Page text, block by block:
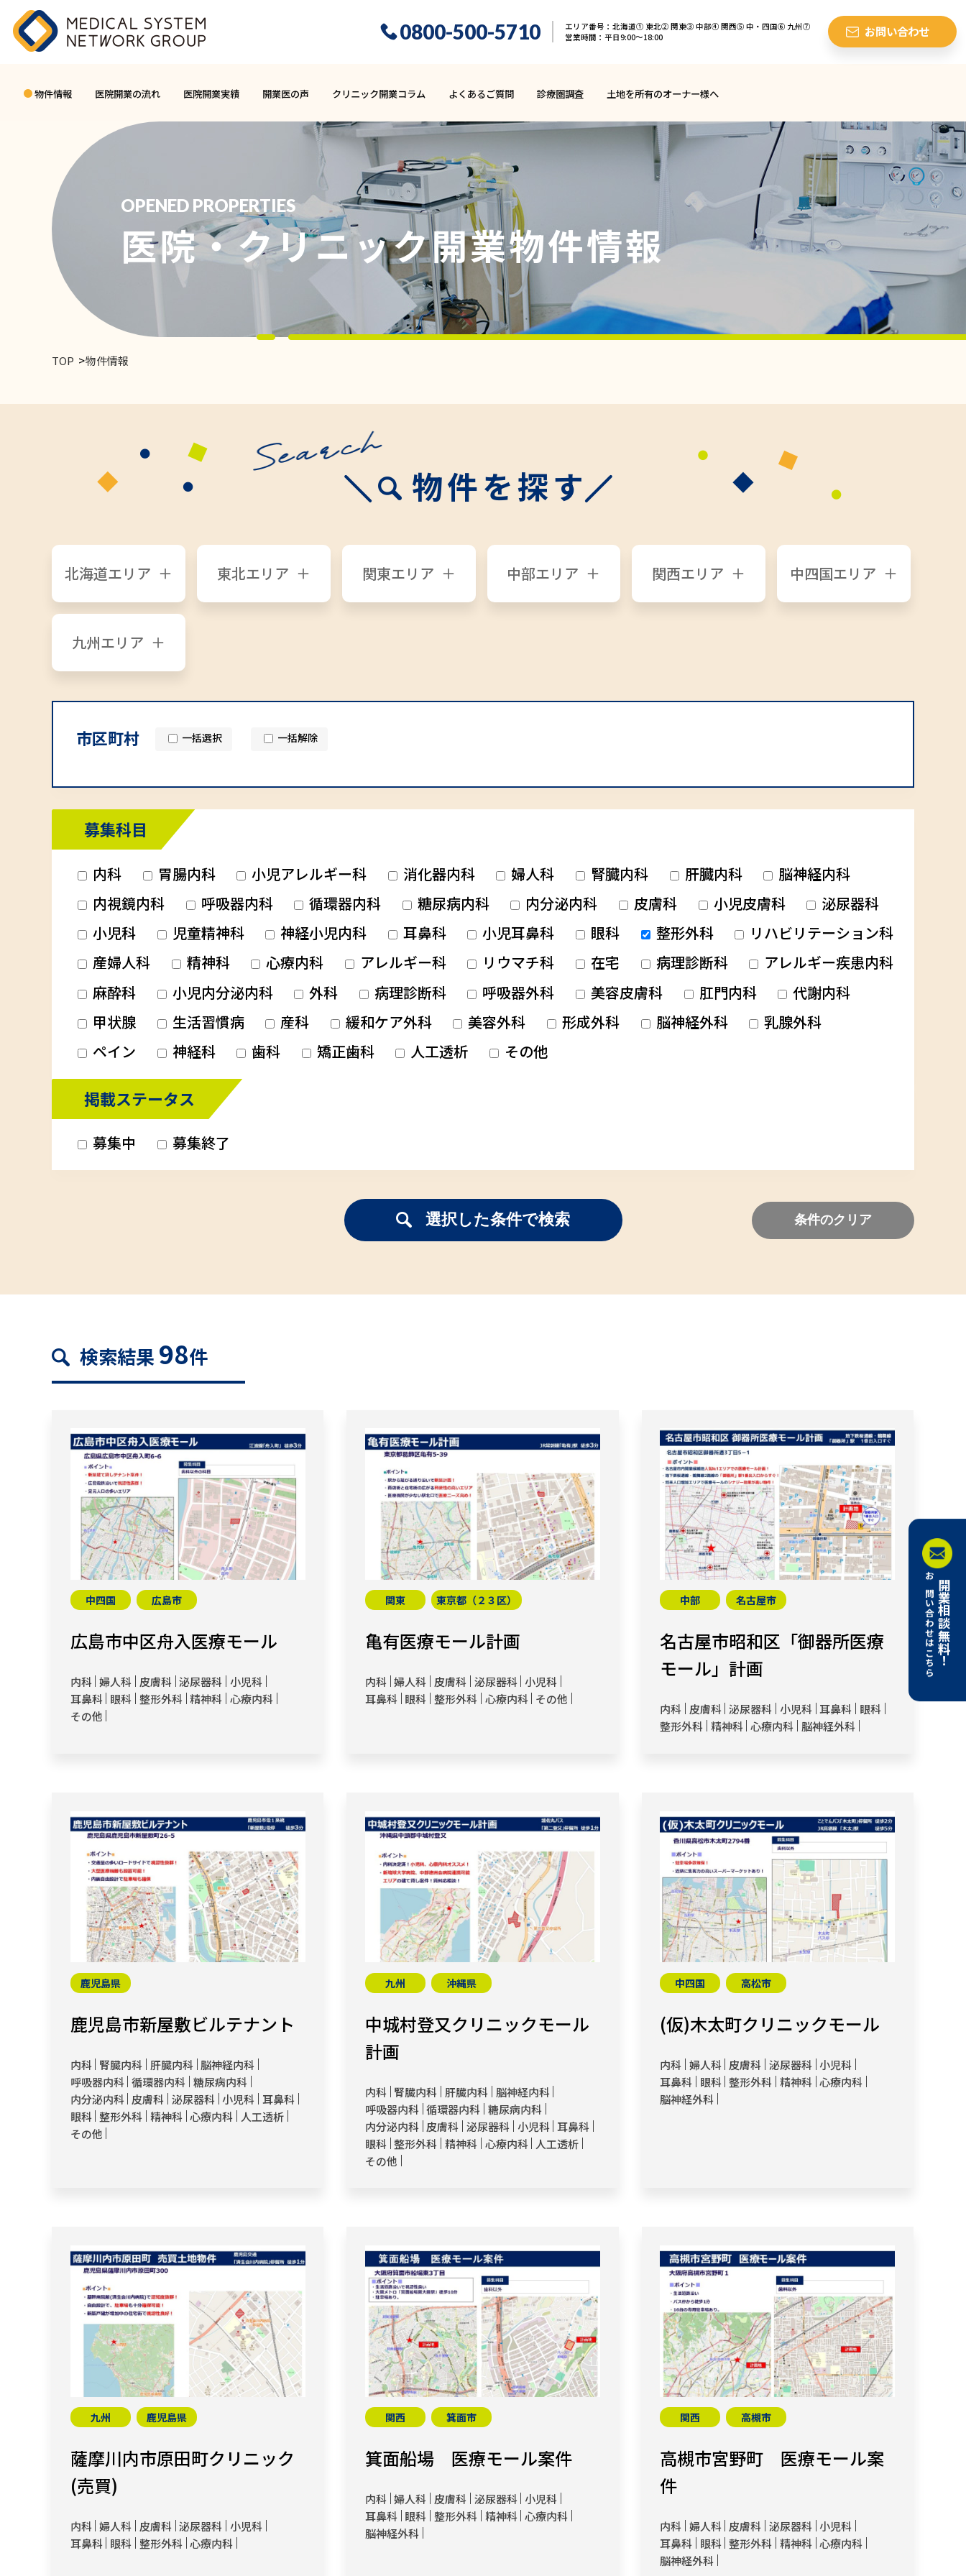
0800-500-5710
エリア番号：北海道① 東北② 関東③ 中部④ 関西⑤ 中・四国⑥ 九州⑦
営業時間：平日9:00〜18:00
お問い合わせ
物件情報 医院開業の流れ 医院開業実績 開業医の声 クリニック開業コラム よくあるご質問 診療圏調査 土地を所有のオーナー様へ
OPENED PROPERTIES
医院・クリニック開業物件情報
TOP 物件情報
物件を探す
北海道エリア 東北エリア 関東エリア 中部エリア 関西エリア 中四国エリア
九州エリア
市区町村 一括選択 一括解除
募集科目
内科 胃腸内科 小児アレルギー科 消化器内科 婦人科 腎臓内科 肝臓内科
脳神経内科
内視鏡内科
呼吸器内科 循環器内科 糖尿病内科 内分泌内科 皮膚科 小児皮膚科
泌尿器科
小児科
児童精神科 神経小児内科 耳鼻科 小児耳鼻科 眼科 整形外科
リハビリテーション科
産婦人科
精神科 心療内科 アレルギー科 リウマチ科 在宅 病理診断科
アレルギー疾患内科
麻酔科
小児内分泌内科 外科 病理診断科 呼吸器外科 美容皮膚科 肛門内科
代謝内科
甲状腺
生活習慣病 産科 緩和ケア外科 美容外科 形成外科 脳神経外科
乳腺外科
ペイン
神経科 歯科 矯正歯科 人工透析 その他
掲載ステータス
募集中 募集終了
選択した条件で検索 条件のクリア
検索結果 98件
中四国 広島市
広島市中区舟入医療モール
内科 婦人科 皮膚科 泌尿器科 小児科
耳鼻科 眼科 整形外科 精神科 心療内科
その他
関東 東京都（２３区）
亀有医療モール計画
内科 婦人科 皮膚科 泌尿器科 小児科
耳鼻科 眼科 整形外科 心療内科 その他
中部 名古屋市
名古屋市昭和区「御器所医療
モール」計画
内科 皮膚科 泌尿器科 小児科 耳鼻科 眼科
整形外科 精神科 心療内科 脳神経外科
鹿児島県
鹿児島市新屋敷ビルテナント
内科 腎臓内科 肝臓内科 脳神経内科
呼吸器内科 循環器内科 糖尿病内科
内分泌内科 皮膚科 泌尿器科 小児科 耳鼻科
眼科 整形外科 精神科 心療内科
人工透析
その他
九州 沖縄県
中城村登又クリニックモール
計画
内科 腎臓内科 肝臓内科 脳神経内科
呼吸器内科 循環器内科 糖尿病内科
内分泌内科 皮膚科 泌尿器科 小児科 耳鼻科
眼科 整形外科 精神科 心療内科 人工透析
その他
中四国 高松市
(仮)木太町クリニックモール
内科 婦人科 皮膚科 泌尿器科 小児科
耳鼻科 眼科 整形外科 精神科 心療内科
脳神経外科
九州 鹿児島県
薩摩川内市原田町クリニック
(売買)
内科 婦人科 皮膚科 泌尿器科 小児科
耳鼻科 眼科 整形外科 心療内科
関西 箕面市
箕面船場 医療モール案件
内科 婦人科 皮膚科 泌尿器科 小児科
耳鼻科 眼科 整形外科 精神科 心療内科
脳神経外科
関西 高槻市
高槻市宮野町 医療モール案
件
内科 婦人科 皮膚科 泌尿器科 小児科
耳鼻科 眼科 整形外科 精神科 心療内科
脳神経外科
開業相談無料！
お問い合わせはこちら